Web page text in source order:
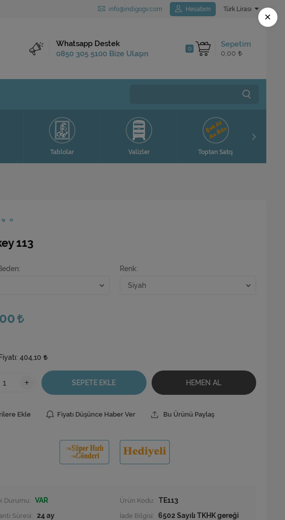
info@indigogv.com Hesabım Türk Lirası
Sepetim
0
0,00
Kargo Bedava
1.250 TL ve Üzeri
Whatsapp Destek
0850 305 5100 Bize Ulaşın
Tablolar Valizler Toptan Satış
113
Renk
404,10
+ SEPETE EKLE HEMEN AL
Ekle Fiyatı Düşünce Haber Ver Bu Ürünü Paylaş
Durumu: VAR Ürün Kodu: TE113
Süresi: 24 ay İade Bilgisi:
×